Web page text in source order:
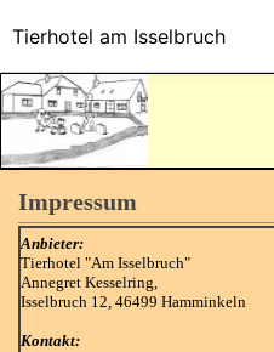
Impressum
Anbieter:
Tierhotel "Am Isselbruch"
Annegret Kesselring,
Isselbruch 12, 46499 Hamminkeln
Kontakt:
Tierhotel am Isselbruch